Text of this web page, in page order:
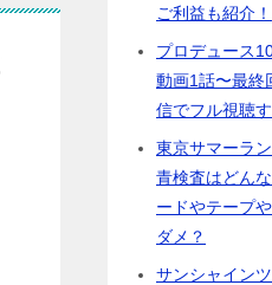
ご利益も紹介！
プロデュース
動画1話〜最終
信でフル視聴
東京サマーラ
青検査はどん
ードやテープ
ダメ？
サンシャイン